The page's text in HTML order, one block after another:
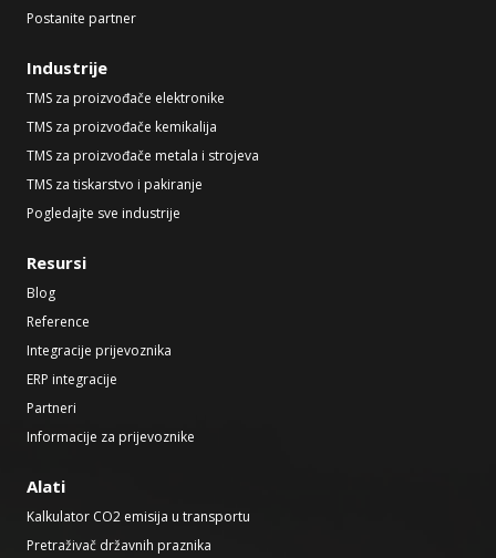
Postanite partner
Industrije
TMS za proizvođače elektronike
TMS za proizvođače kemikalija
TMS za proizvođače metala i strojeva
TMS za tiskarstvo i pakiranje
Pogledajte sve industrije
Resursi
Blog
Reference
Integracije prijevoznika
ERP integracije
Partneri
Informacije za prijevoznike
Alati
Kalkulator CO2 emisija u transportu
Pretraživač državnih praznika